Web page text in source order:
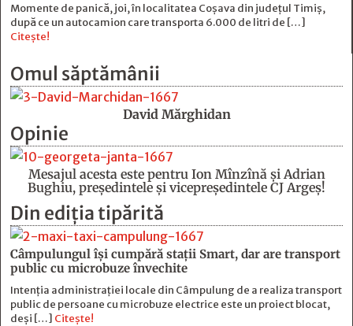
Momente de panică, joi, în localitatea Coșava din județul Timiș,
după ce un autocamion care transporta 6.000 de litri de […]
Citește!
Omul săptămânii
David Mărghidan
Opinie
Mesajul acesta este pentru Ion Mînzînă şi Adrian
Bughiu, preşedintele şi vicepreşedintele CJ Argeş!
Din ediția tipărită
Câmpulungul îşi cumpără staţii Smart, dar are transport
public cu microbuze învechite
Intenția administrației locale din Câmpulung de a realiza transport
public de persoane cu microbuze electrice este un proiect blocat,
deși […] Citește!